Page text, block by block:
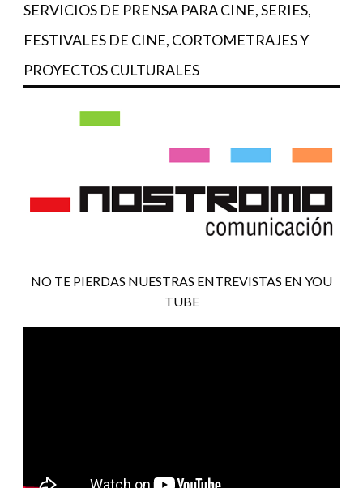
SERVICIOS DE PRENSA PARA CINE, SERIES,
FESTIVALES DE CINE, CORTOMETRAJES Y
PROYECTOS CULTURALES
NO TE PIERDAS NUESTRAS ENTREVISTAS EN YOU
TUBE